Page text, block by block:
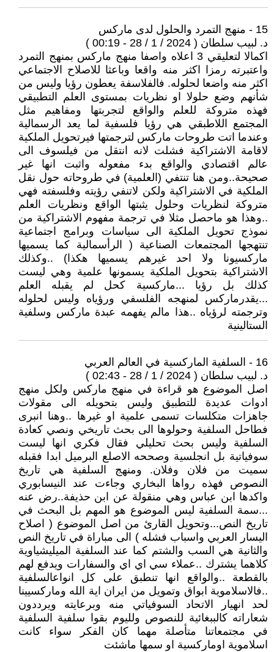
15 - منهج التمرد والحلول لدى ماركس
د. لبيب سلطان ( 2024 / 1 / 28 - 00:19 )
اكمالا لتعليقي 3 اعلاه واصفا منهج ماركس بمنهج التمرد
واعتبرته رمزا اكثر منه واقعا وباعثا للاصلاح الاجتماعي
اكثر منه واضعا لحلوله. فالفلاسفة يعطون رؤيا وليس من
شأنهم وضع حلولا او نظريات بمستوى العلم التطبيقي
فهذه متروكة للعلم والواقع لتجربتها ومفاهيم مثل
المجتمع اللاطبقي هي رؤيا فلسفية لما يعد الرسمالية
وعندما اتت طروحات ماركس لترجمتها فيرتحويل الملكية
لاقامة الاشتراكية فشلت لانه انتقل من فيلسوف الى
عالم اقتصادي والواقع بدء مفعوله واثبت انها غير
صحيحة..ومن هنا تنتفي (العلمية) في طروحاته حول نقل
الملكية في الاشتراكية ولكن لاتنفي رؤيته وفلسفته فهي
متروكة لنظريات وحلول يثبتها الواقع ونظريات العلم
..وهذا هو ماحصل مثلا في ترجمة مفهوم الاشتراكية من
نموذج تحويل الملكية الى سياسات وبرامج اجتماعية
تنتهجها المجتمعات الصناعية ( الرأسمالية كما يسميها
ماركسيونا ولا احد غيرهم يسميها هكذا) ..وكذلك
الاشتراكية بتحويل الملكية يسمونها علمية وهي ليست
كذلك بل رؤيا ...ماركسية كحل لم يقبله العلم
...يقدرماركس لمنهجه الفلسفي ورؤياه وليس لحلوله
وترجمته لرؤياه ..هذا مالم يفهمه عبدة ماركس وسلفية
الستالينية
16 - السلفية الماركسية في العالم العربي
د. لبيب سلطان ( 2024 / 1 / 28 - 02:43 )
اصل الموضوع هو قراءة في منهج ماركس ولكل منهج
ادوات عديدة للتطبيق وليس بتحويله الى مقولات
جاهزات متكلسات تسمى علمية او غيرها ..وهنا انبرى
فطاحل السلفية وحولوها الى بحث تاريخي ونصي كعادة
السلفية وليس بحث تحليلي فقال فكري انها ليست
سوفياتية بل انجلسية وصححه الاصلع البرميل ابدا فقبله
سميت من فلان وفلان. ومنهج السلفية هي تاريخ
النصوص فهذه رواها البخاري وجاءت عند النيسابوري
واكدها ابن عباس وهي منقولة عن ابن حذيفة..رض عنه
...سمة السلفية ليس الموضوع هو المهم بل البحث في
تاريخ النص...وتحويل القارئ من اصل الموضوع ( اصلاح
اليسار العربي واسباب فشله ) الى مباراة في تاريخ النص
والثانية هي السب والشتم كما عند السلفية الميليشياوية
كلاهما يشترك ..عملاء سي اي اي والسفارات ويدفع لهم
بالقطعة ..والواقع انها تنطبق على كل انواعالسلفية
..فالاسلاموية ابواق وتمويل من ايران اية الله وماركسيينا
لحد انهيار الاتحاد السوفياتي منه وبرعايته ويرددون
شعاراته كالببغائية للنصوص ولليوم بقوا سلفية السلفية
في مجتمعاتنا متأصلة مهما كان الفكر سواء كانت
اسلاموية اوماركسية او سمها ماشئت